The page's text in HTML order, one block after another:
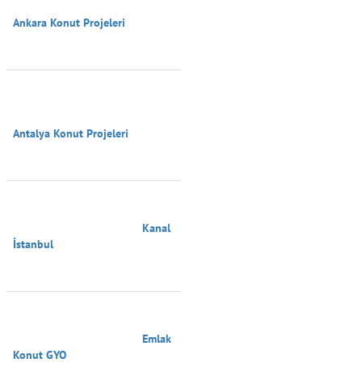
Ankara Konut Projeleri
Antalya Konut Projeleri
İstanbul
Konut GYO